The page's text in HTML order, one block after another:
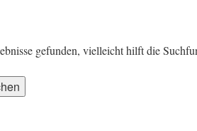
gefunden, vielleicht hilft die